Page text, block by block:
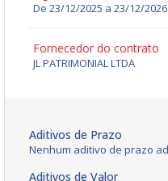
De 23/12/2025 a 23/12/2026
Fornecedor do contrato
JL PATRIMONIAL LTDA
Aditivos de Prazo
Nenhum aditivo de prazo
Aditivos de Valor